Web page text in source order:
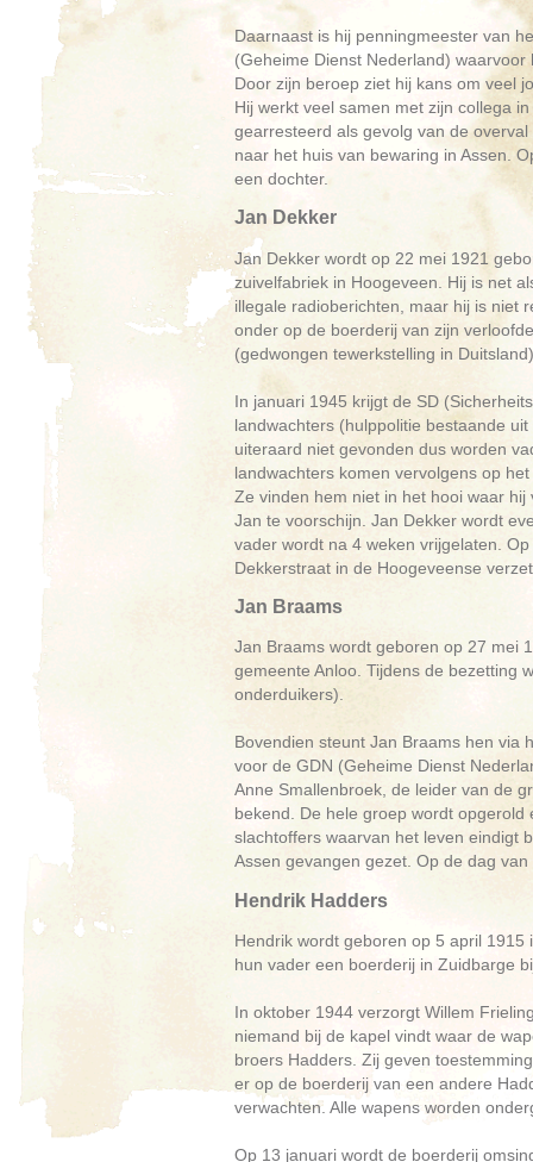
Daarnaast is hij penningmeester van
(Geheime Dienst Nederland)
Door zijn beroep ziet hij kans om veel
Hij werkt veel samen met zijn collega
gearresteerd als gevolg van de
naar het huis van bewaring in Assen.
een dochter.
Jan Dekker
Jan Dekker wordt op 22 mei 1921
zuivelfabriek in Hoogeveen. Hij is net
illegale radioberichten, maar hij is niet
onder op de boerderij van zijn
(gedwongen tewerkstelling in
In januari 1945 krijgt de SD
landwachters (hulppolitie bestaande
uiteraard niet gevonden dus worden
landwachters komen vervolgens op
Ze vinden hem niet in het hooi waar
Jan te voorschijn. Jan Dekker wordt
vader wordt na 4 weken vrijgelaten.
Dekkerstraat in de Hoogeveense
Jan Braams
Jan Braams wordt geboren op 27 mei
gemeente Anloo. Tijdens de bezetting
onderduikers).
Bovendien steunt Jan Braams hen via
voor de GDN (Geheime Dienst
Anne Smallenbroek, de leider van de
bekend. De hele groep wordt
slachtoffers waarvan het leven eindigt
Assen gevangen gezet. Op de dag
Hendrik Hadders
Hendrik wordt geboren op 5 april
hun vader een boerderij in Zuidbarge
In oktober 1944 verzorgt Willem
niemand bij de kapel vindt waar de
broers Hadders. Zij geven
er op de boerderij van een andere
verwachten. Alle wapens worden
Op 13 januari wordt de boerderij